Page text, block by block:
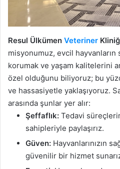
Resul Ülkümen Veteriner
misyonumuz, evcil hayvanların
korumak ve yaşam kalitelerini
özel olduğunu biliyoruz; bu
ve hassasiyetle yaklaşıyoruz.
arasında şunlar yer alır:
Şeffaflık: Tedavi
sahipleriyle paylaşırız.
Güven: Hayvanlarınızın
güvenilir bir hizmet